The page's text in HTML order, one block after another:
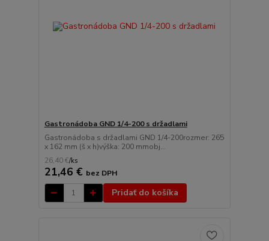
Gastronádoba GND 1/4-200 s držadlami
Gastronádoba s držadlami GND 1/4-200rozmer: 265
x 162 mm (š x h)výška: 200 mmobj...
26,40 €/ks
21,46 € bez DPH
Pridať do košíka